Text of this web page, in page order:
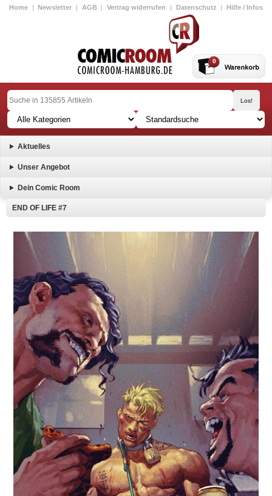
Home | Newsletter | AGB | Vertrag widerrufen | Datenschutz | Hilfe / Infos
0
Aktuelles
Unser Angebot
Dein Comic Room
END OF LIFE #7